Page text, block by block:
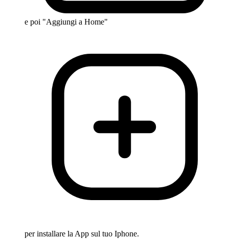
e poi "Aggiungi a Home"
per installare la App sul tuo Iphone.